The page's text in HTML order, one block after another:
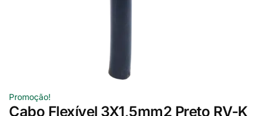
Promoção!
Cabo Flexível 3X1,5mm2 Preto RV-K